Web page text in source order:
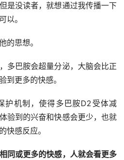
是没读者，就想通过我传播一下
以。
的思想。
多巴胺会超量分泌，大脑会比正
到更多的快感。
护机制，使得多巴胺D2受体减
验到的兴奋和快感会更少，也就
快感反应。
同或更多的快感，人就会看更多